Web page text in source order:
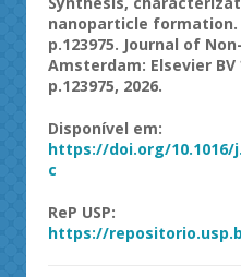
nanoparticle formation
p.123975. Journal of Non-
Amsterdam: Elsevier
p.123975, 2026.
Disponível em:
https://doi.org/10.1016/
c
ReP USP:
https://